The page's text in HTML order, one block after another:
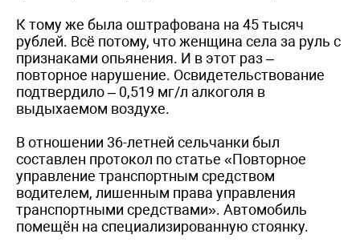
К тому же была оштрафована на 45 тысяч
рублей. Всё потому, что женщина села за руль с
признаками опьянения. И в этот раз –
повторное нарушение. Освидетельствование
подтвердило – 0,519 мг/л алкоголя в
выдыхаемом воздухе.
В отношении 36-летней сельчанки был
составлен протокол по статье «Повторное
управление транспортным средством
водителем, лишенным права управления
транспортными средствами». Автомобиль
помещён на специализированную стоянку.